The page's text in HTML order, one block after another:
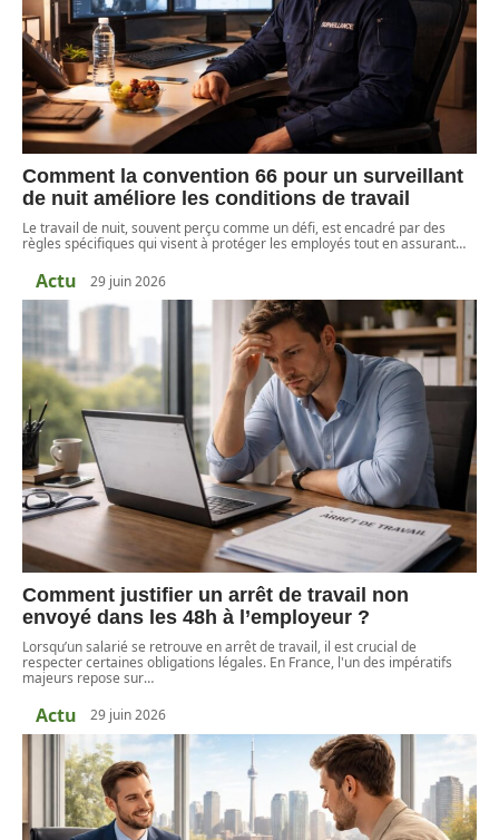
Comment la convention 66 pour un surveillant
de nuit améliore les conditions de travail
Le travail de nuit, souvent perçu comme un défi, est encadré par des
règles spécifiques qui visent à protéger les employés tout en assurant…
Actu 29 juin 2026
Comment justifier un arrêt de travail non
envoyé dans les 48h à l’employeur ?
Lorsqu’un salarié se retrouve en arrêt de travail, il est crucial de
respecter certaines obligations légales. En France, l'un des impératifs
majeurs repose sur…
Actu 29 juin 2026